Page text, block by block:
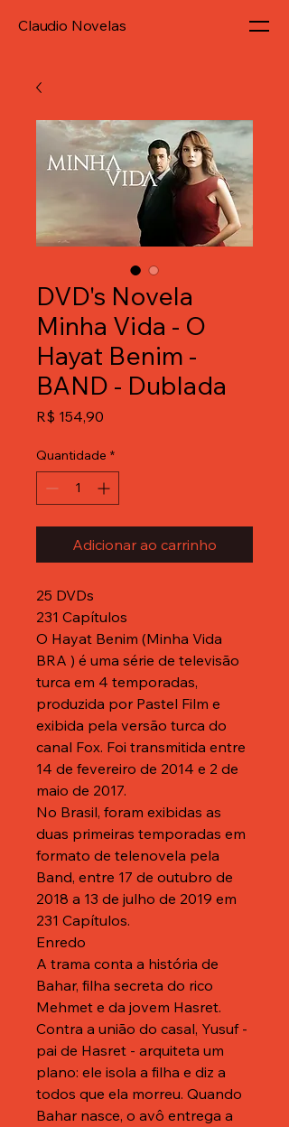
Claudio Novelas
DVD's Novela
Minha Vida - O
Hayat Benim -
BAND - Dublada
R$ 154,90
Quantidade *
Adicionar ao carrinho
25 DVDs
231 Capítulos
O Hayat Benim (Minha Vida
BRA ) é uma série de televisão
turca em 4 temporadas,
produzida por Pastel Film e
exibida pela versão turca do
canal Fox. Foi transmitida entre
14 de fevereiro de 2014 e 2 de
maio de 2017.
No Brasil, foram exibidas as
duas primeiras temporadas em
formato de telenovela pela
Band, entre 17 de outubro de
2018 a 13 de julho de 2019 em
231 Capítulos.
Enredo
A trama conta a história de
Bahar, filha secreta do rico
Mehmet e da jovem Hasret.
Contra a união do casal, Yusuf -
pai de Hasret - arquiteta um
plano: ele isola a filha e diz a
todos que ela morreu. Quando
Bahar nasce, o avô entrega a